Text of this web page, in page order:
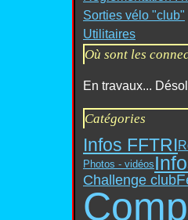
Sorties vélo "club"
Utilitaires
Où sont les
En travaux...
Catégories
Infos FFTRI
Photos - vidéos
Challenge club